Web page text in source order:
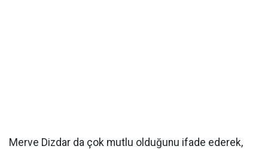
Merve Dizdar da çok mutlu olduğunu ifade ederek,